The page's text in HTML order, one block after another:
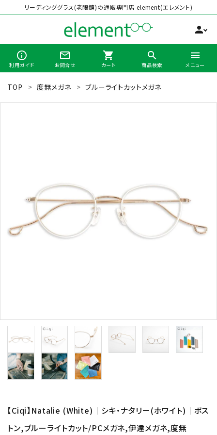
リーディンググラス(老眼鏡)の通販専門店 element(エレメント)
person
info_outline
利用ガイド
mail_outline
お問合せ
shopping_cart
カート
search
商品検索
menu
メニュー
search
カテゴリーから選ぶ
ブランドから選ぶ
形から選ぶ
コンテンツ
INFORMATION
ようこそ 会員名 様
TOP 度無メガネ ブルーライトカットメガネ
【Ciqi】Natalie (White)｜シキ・ナタリー(ホワイト)｜ボス
トン,ブルーライトカット/PCメガネ,伊達メガネ,度無